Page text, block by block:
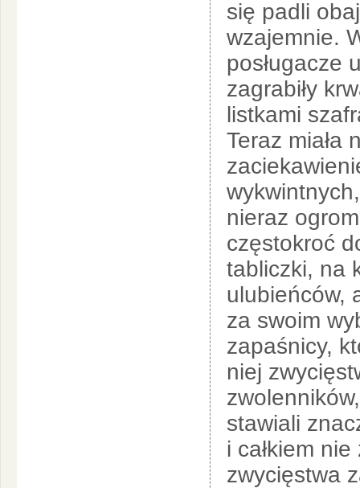
się padli
wzajemnie.
posługacze
zagrabiły
listkami
Teraz miała
nieraz
częstokroć
tabliczki, na
ulubieńców,
za swoim
zapaśnicy,
niej
stawiali
i całkiem
zwycięstwa